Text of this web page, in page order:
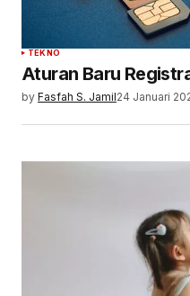
TEKNO
Aturan Baru
by Fasfah S. Jamil24 Januari